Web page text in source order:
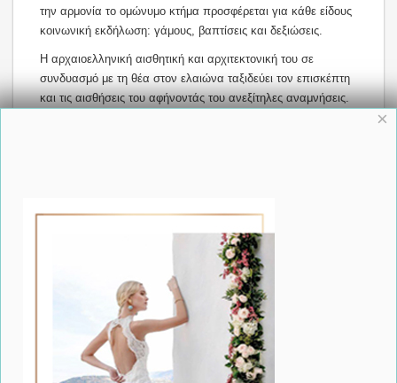
την αρμονία το ομώνυμο κτήμα προσφέρεται για κάθε είδους
κοινωνική εκδήλωση: γάμους, βαπτίσεις και δεξιώσεις.
Η αρχαιοελληνική αισθητική και αρχιτεκτονική του σε
συνδυασμό με τη θέα στον ελαιώνα ταξιδεύει τον επισκέπτη
και τις αισθήσεις του αφήνοντάς του ανεξίτηλες αναμνήσεις.
Πάνω από όλα όμως το προσωπικό του έχει την κατάρτιση
και τη διάθεση να εξυπηρετήσει τους καλεσμένους
καλύπτοντας κάθε ανάγκη συνδυάζοντας την ελληνική
φιλοξενία με την προσιτή πολυτέλεια.
×